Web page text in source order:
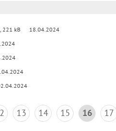
221 kB 18.04.2024
13 14 15 16 17